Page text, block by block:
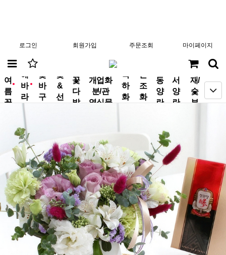
로그인 회원가입 주문조회 마이페이지
new
여
름
꽃
new
해
바
라
꽃
바
구
꽃
&
선
꽃
다
발
개업화
분/관
엽식물
축
하
화
근
조
화
동
양
란
서
양
란
분
재/
숯
부